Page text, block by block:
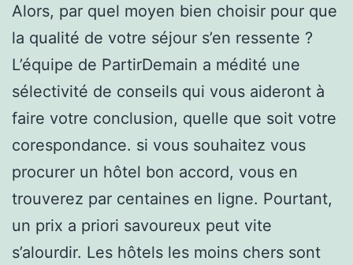
Alors, par quel moyen bien choisir pour que
la qualité de votre séjour s’en ressente ?
L’équipe de PartirDemain a médité une
sélectivité de conseils qui vous aideront à
faire votre conclusion, quelle que soit votre
corespondance. si vous souhaitez vous
procurer un hôtel bon accord, vous en
trouverez par centaines en ligne. Pourtant,
un prix a priori savoureux peut vite
s’alourdir. Les hôtels les moins chers sont